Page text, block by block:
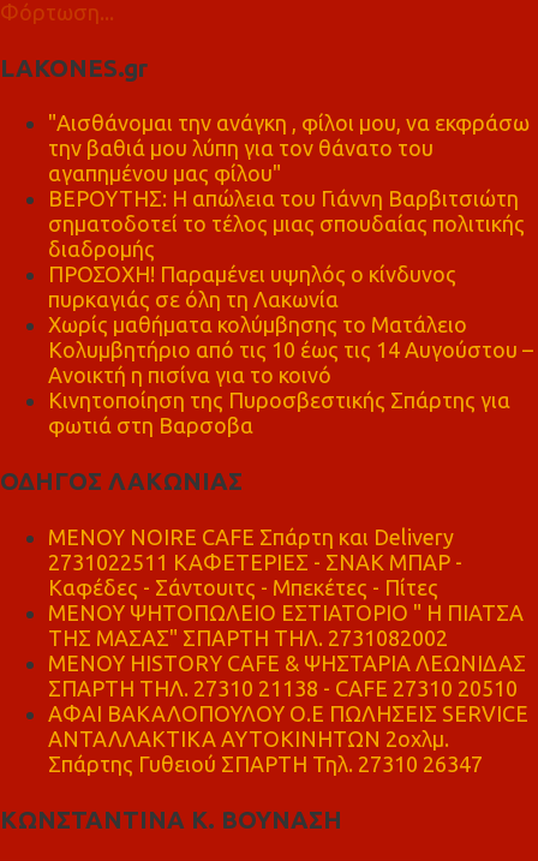
Φόρτωση...
LAKONES.gr
"Αισθάνομαι την ανάγκη , φίλοι μου, να εκφράσω
την βαθιά μου λύπη για τον θάνατο του
αγαπημένου μας φίλου"
ΒΕΡΟΥΤΗΣ: Η απώλεια του Γιάννη Βαρβιτσιώτη
σηματοδοτεί το τέλος μιας σπουδαίας πολιτικής
διαδρομής
ΠΡΟΣΟΧΗ! Παραμένει υψηλός ο κίνδυνος
πυρκαγιάς σε όλη τη Λακωνία
Χωρίς μαθήματα κολύμβησης το Ματάλειο
Κολυμβητήριο από τις 10 έως τις 14 Αυγούστου –
Ανοικτή η πισίνα για το κοινό
Κινητοποίηση της Πυροσβεστικής Σπάρτης για
φωτιά στη Βαρσοβα
ΟΔΗΓΟΣ ΛΑΚΩΝΙΑΣ
MENOY NOIRE CAFE Σπάρτη και Delivery
2731022511 ΚΑΦΕΤΕΡΙΕΣ - ΣΝΑΚ ΜΠΑΡ -
Καφέδες - Σάντουιτς - Μπεκέτες - Πίτες
ΜΕΝΟΥ ΨΗΤΟΠΩΛΕΙΟ ΕΣΤΙΑΤΟΡΙΟ " Η ΠΙΑΤΣΑ
ΤΗΣ ΜΑΣΑΣ" ΣΠΑΡΤΗ ΤΗΛ. 2731082002
ΜΕΝΟΥ HISTORY CAFE & ΨΗΣΤΑΡΙΑ ΛΕΩΝΙΔΑΣ
ΣΠΑΡΤΗ ΤΗΛ. 27310 21138 - CAFE 27310 20510
ΑΦΑΙ ΒΑΚΑΛΟΠΟΥΛΟΥ Ο.Ε ΠΩΛΗΣΕΙΣ SERVICE
ΑΝΤΑΛΛΑΚΤΙΚΑ ΑΥΤΟΚΙΝΗΤΩΝ 2οχλμ.
Σπάρτης Γυθειού ΣΠΑΡΤΗ Τηλ. 27310 26347
ΚΩΝΣΤΑΝΤΙΝΑ Κ. ΒΟΥΝΑΣΗ